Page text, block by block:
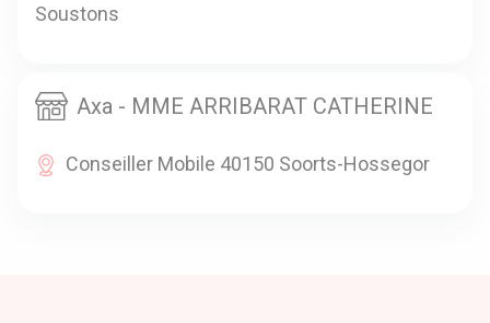
Soustons
Axa - MME ARRIBARAT CATHERINE
Conseiller Mobile 40150 Soorts-Hossegor